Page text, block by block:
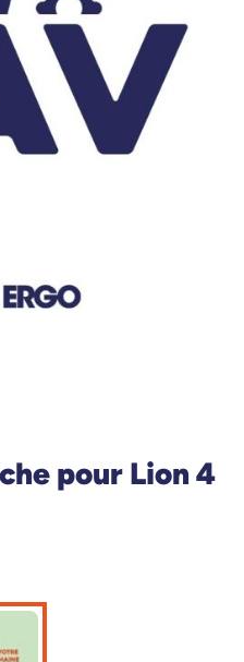
pour Lion 4